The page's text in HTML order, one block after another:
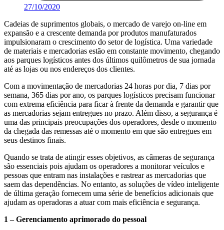
27/10/2020
Cadeias de suprimentos globais, o mercado de varejo on-line em
expansão e a crescente demanda por produtos manufaturados
impulsionaram o crescimento do setor de logística. Uma variedade
de materiais e mercadorias estão em constante movimento, chegando
aos parques logísticos antes dos últimos quilômetros de sua jornada
até as lojas ou nos endereços dos clientes.
Com a movimentação de mercadorias 24 horas por dia, 7 dias por
semana, 365 dias por ano, os parques logísticos precisam funcionar
com extrema eficiência para ficar à frente da demanda e garantir que
as mercadorias sejam entregues no prazo. Além disso, a segurança é
uma das principais preocupações dos operadores, desde o momento
da chegada das remessas até o momento em que são entregues em
seus destinos finais.
Quando se trata de atingir esses objetivos, as câmeras de segurança
são essenciais pois ajudam os operadores a monitorar veículos e
pessoas que entram nas instalações e rastrear as mercadorias que
saem das dependências. No entanto, as soluções de vídeo inteligente
de última geração fornecem uma série de benefícios adicionais que
ajudam as operadoras a atuar com mais eficiência e segurança.
1 – Gerenciamento aprimorado do pessoal